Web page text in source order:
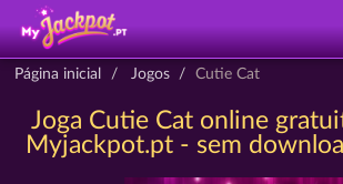
Página inicial Jogos Cutie Cat
Joga Cutie Cat online
Myjackpot.pt - sem